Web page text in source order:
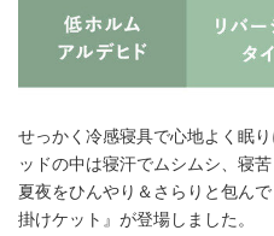
せっかく冷感寝具で心地よく眠
ッドの中は寝汗でムシムシ、寝
夏夜をひんやり＆さらりと包ん
掛けケット』が登場しました。